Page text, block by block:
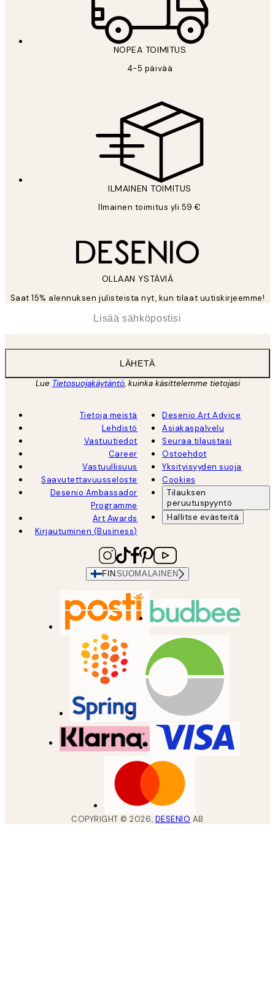
NOPEA TOIMITUS
4-5 päivää
ILMAINEN TOIMITUS
Ilmainen toimitus yli 59 €
OLLAAN YSTÄVIÄ
Saat 15% alennuksen julisteista nyt, kun tilaat uutiskirjeemme!
LÄHETÄ
Lue Tietosuojakäytäntö, kuinka käsittelemme tietojasi
Tietoja meistä
Lehdistö
Vastuutiedot
Career
Vastuullisuus
Saavutettavuusseloste
Desenio Ambassador
Programme
Art Awards
Kirjautuminen (Business)
Desenio Art Advice
Asiakaspalvelu
Seuraa tilaustasi
Ostoehdot
Yksityisyyden suoja
Cookies
Tilauksen
peruutuspyyntö
Hallitse evästeitä
FIN SUOMALAINEN
COPYRIGHT ©2026, DESENIO AB